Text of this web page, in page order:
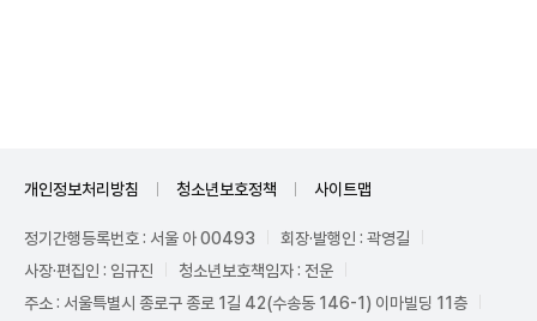
개인정보처리방침 청소년보호정책 사이트맵
정기간행등록번호 : 서울 아 00493
회장·발행인 : 곽영길
사장·편집인 : 임규진
청소년보호책임자 : 전운
주소 : 서울특별시 종로구 종로 1길 42(수송동 146-1) 이마빌딩 11층